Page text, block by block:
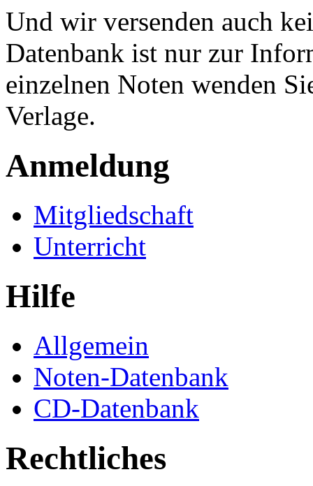
Und wir versenden auch
Datenbank ist nur zur
einzelnen Noten wenden
Verlage.
Anmeldung
Mitgliedschaft
Unterricht
Hilfe
Allgemein
Noten-Datenbank
CD-Datenbank
Rechtliches